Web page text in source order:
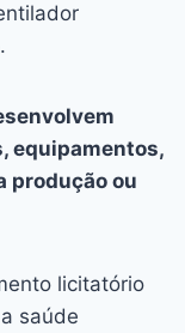
equipamentos,
produção ou
licitatório
saúde